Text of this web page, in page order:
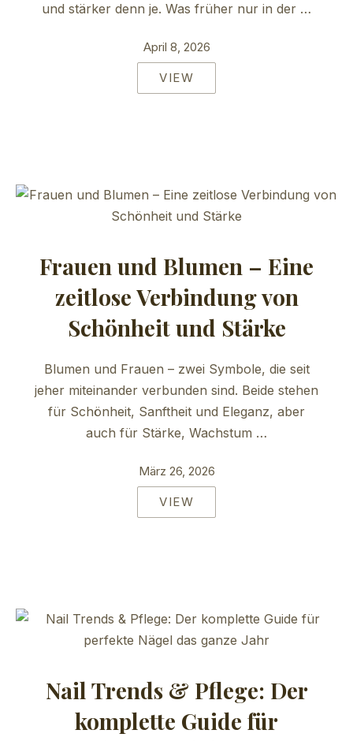
und stärker denn je. Was früher nur in der …
April 8, 2026
VIEW
Frauen und Blumen – Eine
zeitlose Verbindung von
Schönheit und Stärke
Blumen und Frauen – zwei Symbole, die seit
jeher miteinander verbunden sind. Beide stehen
für Schönheit, Sanftheit und Eleganz, aber
auch für Stärke, Wachstum …
März 26, 2026
VIEW
Nail Trends & Pflege: Der
komplette Guide für